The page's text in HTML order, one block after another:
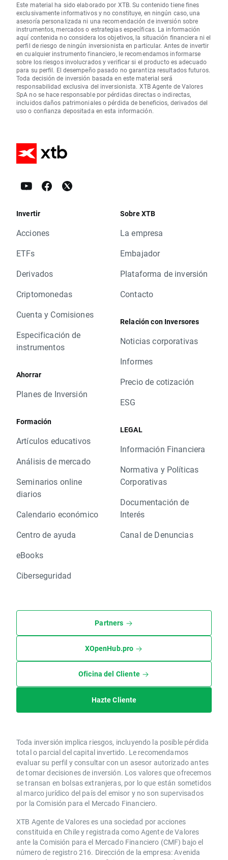
Este material ha sido elaborado por XTB. Su contenido tiene fines
exclusivamente informativos y no constituye, en ningún caso, una
asesoría personalizada ni una recomendación de inversión sobre
instrumentos, mercados o estrategias específicas. La información
aquí contenida no considera los objetivos, la situación financiera ni el
perfil de riesgo de ningún inversionista en particular. Antes de invertir
en cualquier instrumento financiero, le recomendamos informarse
sobre los riesgos involucrados y verificar si el producto es adecuado
para su perfil. El desempeño pasado no garantiza resultados futuros.
Toda decisión de inversión basada en este material será
responsabilidad exclusiva del inversionista. XTB Agente de Valores
SpA no se hace responsable por pérdidas directas o indirectas,
incluidos daños patrimoniales o pérdida de beneficios, derivados del
uso o confianza depositada en esta información.
Invertir
Acciones
ETFs
Derivados
Criptomonedas
Cuenta y Comisiones
Especificación de
instrumentos
Ahorrar
Planes de Inversión
Formación
Artículos educativos
Análisis de mercado
Seminarios online
diarios
Calendario económico
Centro de ayuda
eBooks
Ciberseguridad
Sobre XTB
La empresa
Embajador
Plataforma de inversión
Contacto
Relación con Inversores
Noticias corporativas
Informes
Precio de cotización
ESG
LEGAL
Información Financiera
Normativa y Políticas
Corporativas
Documentación de
Interés
Canal de Denuncias
Partners
XOpenHub.pro
Oficina del Cliente
Hazte Cliente
Toda inversión implica riesgos, incluyendo la posible pérdida
total o parcial del capital invertido. Le recomendamos
evaluar su perfil y consultar con un asesor autorizado antes
de tomar decisiones de inversión. Los valores que ofrecemos
se transan en bolsas extranjeras, por lo que están sometidos
al marco jurídico del país del emisor y no son supervisados
por la Comisión para el Mercado Financiero.
XTB Agente de Valores es una sociedad por acciones
constituida en Chile y registrada como Agente de Valores
ante la Comisión para el Mercado Financiero (CMF) bajo el
número de registro 216. Dirección de la empresa: Avenida